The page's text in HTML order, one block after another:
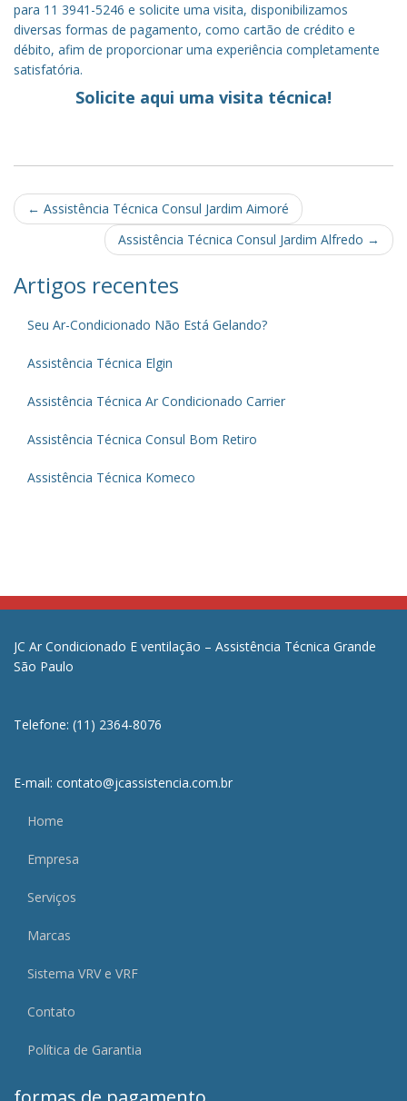
para 11 3941-5246 e solicite uma visita, disponibilizamos
diversas formas de pagamento, como cartão de crédito e
débito, afim de proporcionar uma experiência completamente
satisfatória.
Solicite aqui uma visita técnica!
Post
navigation
← Assistência Técnica Consul Jardim Aimoré
Assistência Técnica Consul Jardim Alfredo →
Artigos recentes
Seu Ar-Condicionado Não Está Gelando?
Assistência Técnica Elgin
Assistência Técnica Ar Condicionado Carrier
Assistência Técnica Consul Bom Retiro
Assistência Técnica Komeco
JC Ar Condicionado E ventilação – Assistência Técnica Grande
São Paulo
Telefone: (11) 2364-8076
E-mail: contato@jcassistencia.com.br
Home
Empresa
Serviços
Marcas
Sistema VRV e VRF
Contato
Política de Garantia